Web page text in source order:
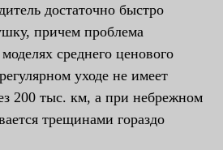
достаточно быстро
причем проблема
среднего ценового
уходе не имеет
200 тыс. км, а при небрежном
трещинами гораздо